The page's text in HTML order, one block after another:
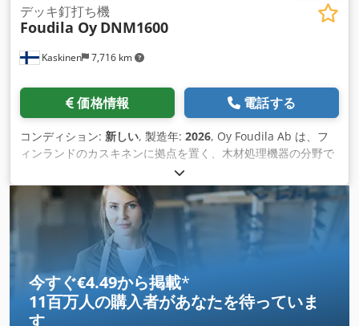
～ 1500 mm、幅 50 ～ 125 mm、高さ 16 ～ 100 mm
Dkjdpoh Dpv Hsfx Appor - デッキ/ストリンガー パレット サ
ッキ/分 (デッキ ボード 5 枚の場合) マシンの寸法: - 長さ 5000
す。 マシンには自動ボード供給とデッキ/パレット スタッキン
グを装備できます。 詳細、写真、ビデオについては、お問い合
Kaskinen 7,716 km
デッキ釘打ち機
Foudila Oy DNM1600
価格情報 電話する
コンディション: 新しい, 製造年: 2026, Oy Foudila Ab は、フ
ィンランドのカスキネンに拠点を置く、木材処理機器の分野で
45 年以上の経験を持つ会社です。過去 15 年間、当社はパレッ
ト業界でも活動しており、釘打ち、自動木材供給、積み重ね用
の機械を長年にわたって数多く開発してきました。当社は、 標
準機械と、お客様の目的に合わせたカスタマイズされたソリュ
ーションの両方を製造しています。 DNM1600 は、パレット業
界向けデッキ製造用の、柔軟でコンパクト、効率的な空気圧釘
打ち機です。ユーザーフレンドリーなプログラムにより、切り
替 えが非常に迅速に行われ、機械は 100 種類を超えるデッキ
の設定を保存できます。Bostitch ネイルガンには、インジケー
ター付きのジャンボコイル用ネイルマガジンが装備されていま
今すぐ€4.49から掲載*
11百万人の購入者があなたを待っていま
す